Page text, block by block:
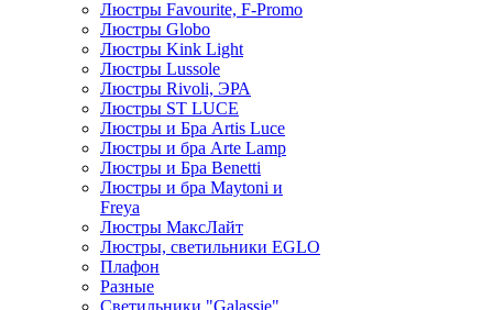
Люстры Favourite, F-Promo
Люстры Globo
Люстры Kink Light
Люстры Lussole
Люстры Rivoli, ЭРА
Люстры ST LUCE
Люстры и Бра Artis Luce
Люстры и бра Arte Lamp
Люстры и Бра Benetti
Люстры и бра Maytoni и
Freya
Люстры МаксЛайт
Люстры, светильники EGLO
Плафон
Разные